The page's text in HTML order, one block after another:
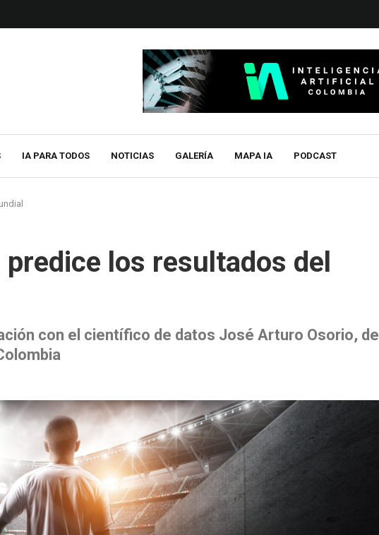
IA PARA TODOS NOTICIAS GALERÍA MAPA IA PODCAST
los resultados del
con el científico de datos José Arturo Osorio, de